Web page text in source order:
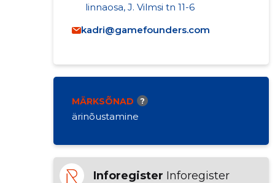
linnaosa, J. Vilmsi tn 11-6
kadri@gamefounders.com
MÄRKSÕNAD ?
ärinõustamine
Inforegister Inforegister